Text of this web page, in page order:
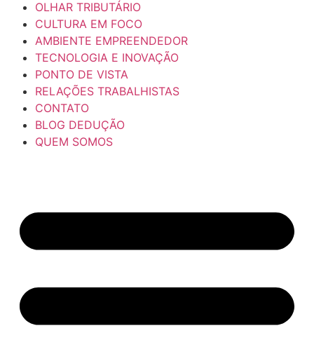
OLHAR TRIBUTÁRIO
CULTURA EM FOCO
AMBIENTE EMPREENDEDOR
TECNOLOGIA E INOVAÇÃO
PONTO DE VISTA
RELAÇÕES TRABALHISTAS
CONTATO
BLOG DEDUÇÃO
QUEM SOMOS